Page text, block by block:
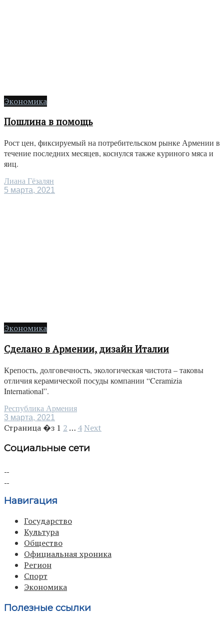
Экономика
Пошлина в помощь
Рост цен, фиксируемый на потребительском рынке Армении в
течение последних месяцев, коснулся также куриного мяса и
яиц.
Лиана Гёзалян
5 марта, 2021
Экономика
Сделано в Армении, дизайн Италии
Крепость, долговечность, экологическая чистота – таковы
отличия керамической посуды компании “Ceramizia
International”.
Республика Армения
3 марта, 2021
Страница �з 1 2 … 4 Next
Социальные сети
Навигация
Государство
Культура
Общество
Официальная хроника
Регион
Спорт
Экономика
Полезные ссылки